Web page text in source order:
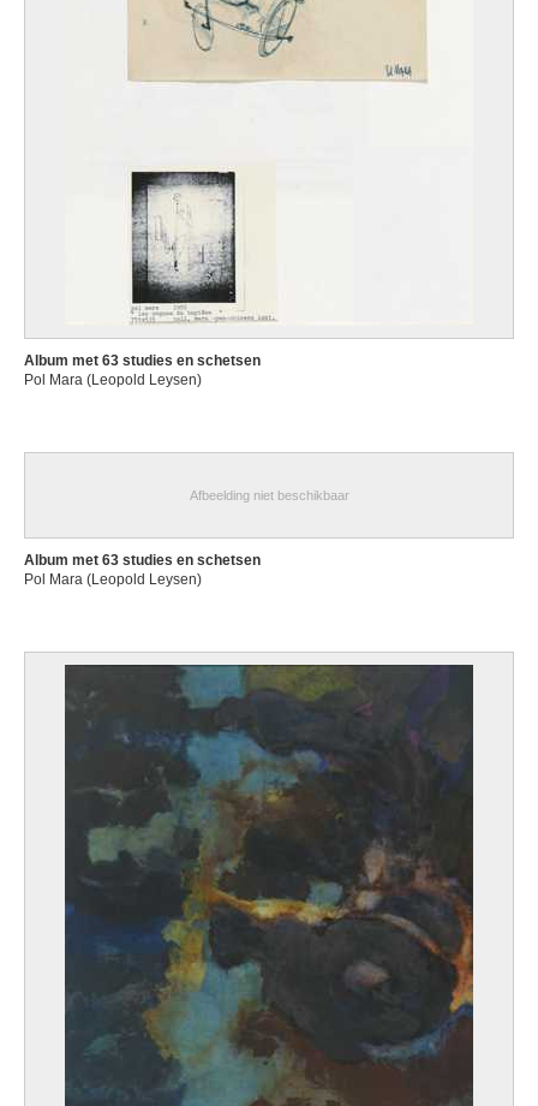
Album met 63 studies en schetsen
Pol Mara (Leopold Leysen)
Afbeelding niet beschikbaar
Album met 63 studies en schetsen
Pol Mara (Leopold Leysen)